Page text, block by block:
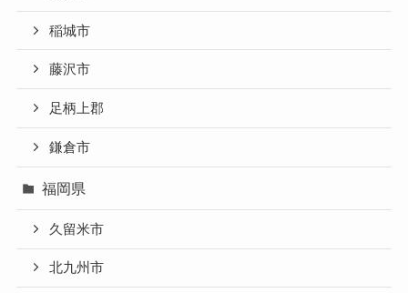
稲城市
藤沢市
足柄上郡
鎌倉市
福岡県
久留米市
北九州市